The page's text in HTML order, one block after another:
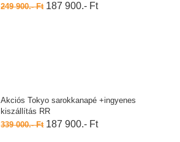
249 900.- Ft187 900.- Ft
Akciós Tokyo sarokkanapé +ingyenes
kiszállítás RR
339 000.- Ft187 900.- Ft